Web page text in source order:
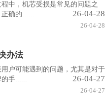
中，机芯受损是常见的问题之
确的......
26-04-28
26-04-28
办法
户可能遇到的问题，尤其是对于
的手......
26-04-27
26-04-27